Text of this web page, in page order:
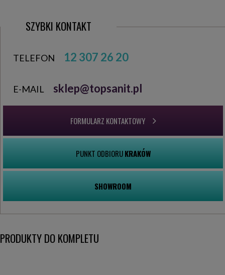
SZYBKI KONTAKT
TELEFON 12 307 26 20
E-MAIL sklep@topsanit.pl
FORMULARZ KONTAKTOWY
PUNKT ODBIORUKRAKÓW
SHOWROOM
PRODUKTY DO KOMPLETU